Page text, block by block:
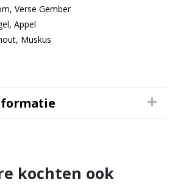
Verse Gember
Appel
Muskus
kochten ook